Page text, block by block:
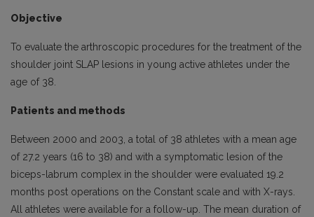
Objective
To evaluate the arthroscopic procedures for the treatment of the
shoulder joint SLAP lesions in young active athletes under the
age of 38.
Patients and methods
Between 2000 and 2003, a total of 38 athletes with a mean age
of 27.2 years (16 to 38) and with a symptomatic lesion of the
biceps-labrum complex in the shoulder were evaluated 19.2
months post operations on the Constant scale and with X-rays.
All athletes were available for a follow-up. The mean duration of